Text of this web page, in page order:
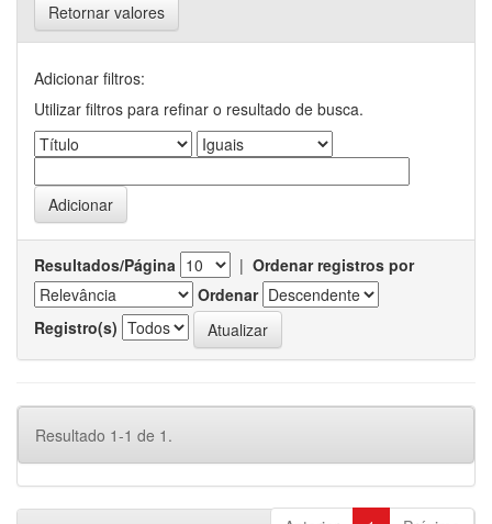
Retornar valores
Adicionar filtros:
Utilizar filtros para refinar o resultado de busca.
Resultados/Página | Ordenar registros por
Ordenar
Registro(s)
Resultado 1-1 de 1.